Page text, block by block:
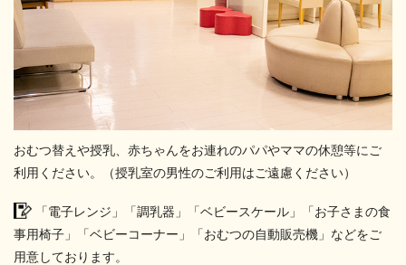
おむつ替えや授乳、赤ちゃんをお連れのパパやママの休憩等にご
利用ください。（授乳室の男性のご利用はご遠慮ください）
「電子レンジ」「調乳器」「ベビースケール」「お子さまの食
事用椅子」「ベビーコーナー」「おむつの自動販売機」などをご
用意しております。